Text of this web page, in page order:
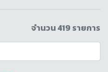
จำนวน 419 รายการ